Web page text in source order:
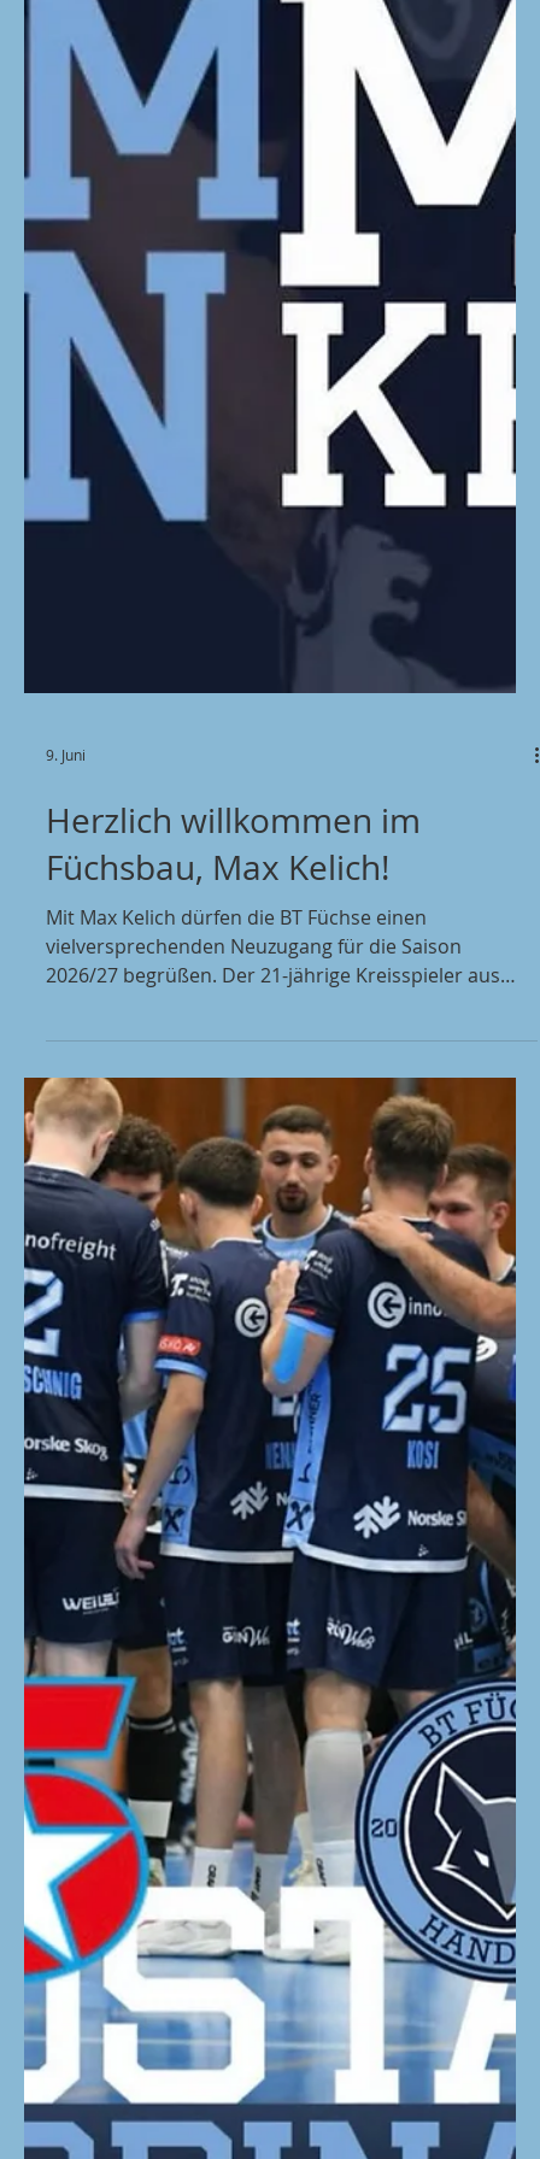
9. Juni
Herzlich willkommen im
Füchsbau, Max Kelich!
Mit Max Kelich dürfen die BT Füchse einen
vielversprechenden Neuzugang für die Saison
2026/27 begrüßen. Der 21-jährige Kreisspieler aus
Ferlach wechselt von der HSG Graz nach
Bruck/Trofaiach und wird künftig für die BT Füchse
auflaufen. Max zeigte bereits in dieser Saison starke
Leistungen und überzeugte sowohl in der Offensive
als auch in der Defensive. Mit seiner Qualität in beide
Richtungen bringt er viel Potenzial mit und zählt zu
den jungen österreichischen Talenten, auf